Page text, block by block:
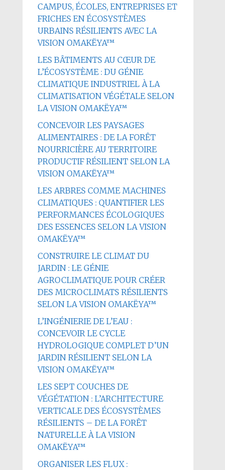
CAMPUS, ÉCOLES, ENTREPRISES ET
FRICHES EN ÉCOSYSTÈMES
URBAINS RÉSILIENTS AVEC LA
VISION OMAKËYA™
LES BÂTIMENTS AU CŒUR DE
L’ÉCOSYSTÈME : DU GÉNIE
CLIMATIQUE INDUSTRIEL À LA
CLIMATISATION VÉGÉTALE SELON
LA VISION OMAKËYA™
CONCEVOIR LES PAYSAGES
ALIMENTAIRES : DE LA FORÊT
NOURRICIÈRE AU TERRITOIRE
PRODUCTIF RÉSILIENT SELON LA
VISION OMAKËYA™
LES ARBRES COMME MACHINES
CLIMATIQUES : QUANTIFIER LES
PERFORMANCES ÉCOLOGIQUES
DES ESSENCES SELON LA VISION
OMAKËYA™
CONSTRUIRE LE CLIMAT DU
JARDIN : LE GÉNIE
AGROCLIMATIQUE POUR CRÉER
DES MICROCLIMATS RÉSILIENTS
SELON LA VISION OMAKËYA™
L’INGÉNIERIE DE L’EAU :
CONCEVOIR LE CYCLE
HYDROLOGIQUE COMPLET D’UN
JARDIN RÉSILIENT SELON LA
VISION OMAKËYA™
LES SEPT COUCHES DE
VÉGÉTATION : L’ARCHITECTURE
VERTICALE DES ÉCOSYSTÈMES
RÉSILIENTS – DE LA FORÊT
NATURELLE À LA VISION
OMAKËYA™
ORGANISER LES FLUX :